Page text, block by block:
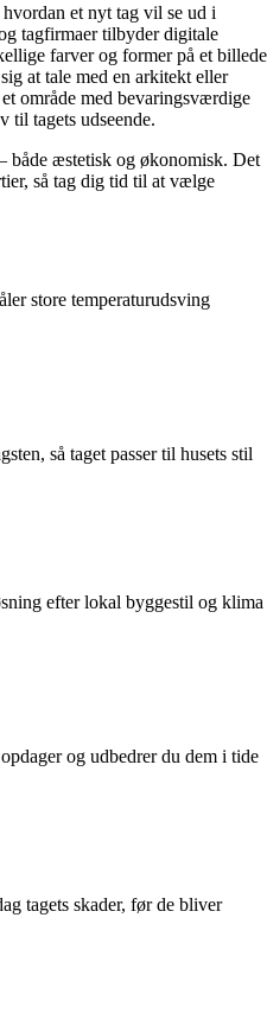
et nyt tag vil se ud i
tagfirmaer tilbyder digitale
farver og former på et billede
at tale med en arkitekt eller
område med bevaringsværdige
til tagets udseende.
både æstetisk og økonomisk. Det
så tag dig tid til at vælge
store temperaturudsving
så taget passer til husets stil
efter lokal byggestil og klima
og udbedrer du dem i tide
tagets skader, før de bliver